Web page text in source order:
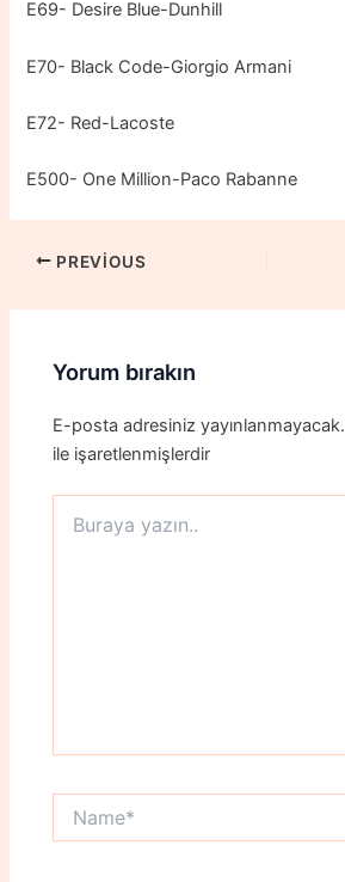
E69- Desire Blue-Dunhill
E70- Black Code-Giorgio Armani
E72- Red-Lacoste
E500- One Million-Paco Rabanne
Post
PREVIOUS
Yorum bırakın
E-posta adresiniz yayınlanmayacak.
ile işaretlenmişlerdir
yazın..